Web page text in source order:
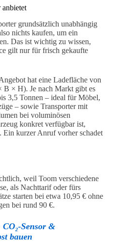
anbietet
grundsätzlich unabhängig
nichts kaufen, um ein
Das ist wichtig zu wissen,
gilt nur für frisch gekaufte
hat eine Ladefläche von
× H). Je nach Markt gibt es
3,5 Tonnen – ideal für Möbel,
– sowie Transporter mit
bei voluminösen
konkret verfügbar ist,
kurzer Anruf vorher schadet
weil Toom verschiedene
als Nachttarif oder fürs
starten bei etwa 10,95 € ohne
bei rund 90 €.
Sensor &
bauen